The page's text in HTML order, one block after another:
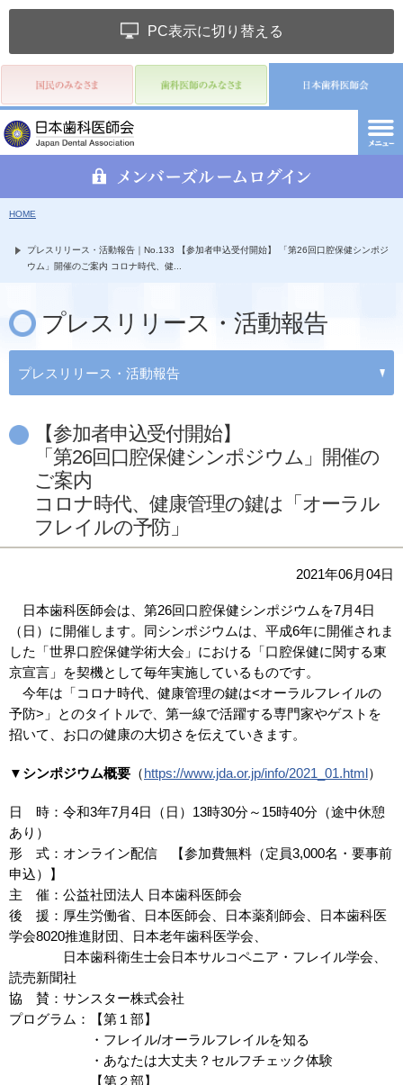
PC表示に切り替える
HOME
プレスリリース・活動報告｜No.133 【参加者申込受付開始】 「第26回口腔保健シンポジ
ウム」開催のご案内 コロナ時代、健...
プレスリリース・活動報告
プレスリリース・活動報告
【参加者申込受付開始】
「第26回口腔保健シンポジウム」開催の
ご案内
コロナ時代、健康管理の鍵は「オーラル
フレイルの予防」
2021年06月04日
日本歯科医師会は、第26回口腔保健シンポジウムを7月4日
（日）に開催します。同シンポジウムは、平成6年に開催されま
した「世界口腔保健学術大会」における「口腔保健に関する東
京宣言」を契機として毎年実施しているものです。
今年は「コロナ時代、健康管理の鍵は<オーラルフレイルの
予防>」とのタイトルで、第一線で活躍する専門家やゲストを
招いて、お口の健康の大切さを伝えていきます。
▼シンポジウム概要 （https://www.jda.or.jp/info/2021_01.html）
日 時：令和3年7月4日（日）13時30分～15時40分（途中休憩
あり）
形 式：オンライン配信 【参加費無料（定員3,000名・要事前
申込）】
主 催：公益社団法人 日本歯科医師会
後 援：厚生労働省、日本医師会、日本薬剤師会、日本歯科医
学会8020推進財団、日本老年歯科医学会、
日本歯科衛生士会日本サルコペニア・フレイル学会、
読売新聞社
協 賛：サンスター株式会社
プログラム：【第１部】
・フレイル/オーラルフレイルを知る
・あなたは大丈夫？セルフチェック体験
【第２部】